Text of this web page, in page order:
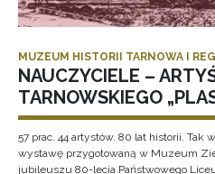
MUZEUM HISTORII TARNOWA I
NAUCZYCIELE –
TARNOWSKIEGO
57 prac. 44 artystów. 80 lat historii. Tak
wystawę przygotowaną w Muzeum
jubileuszu 80-lecia Państwowego